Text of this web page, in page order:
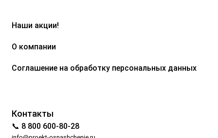
Наши акции!
О компании
Соглашение на обработку персональных данных
Контакты
📞 8 800 600-80-28